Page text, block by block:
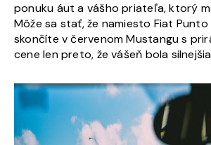
ponuku áut a vášho priateľa, ktorý
Môže sa stať, že namiesto Fiat
skončíte v červenom Mustangu s
cene len preto, že vášeň bola